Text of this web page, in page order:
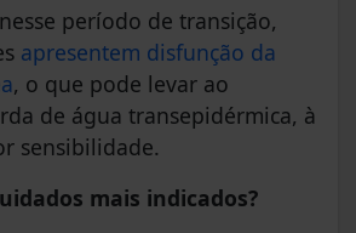
período de transição,
apresentem disfunção da
, o que pode levar ao
de água transepidérmica, à
sensibilidade.
mais indicados?